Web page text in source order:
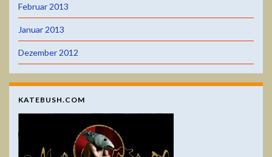
Februar 2013
Januar 2013
Dezember 2012
KATEBUSH.COM